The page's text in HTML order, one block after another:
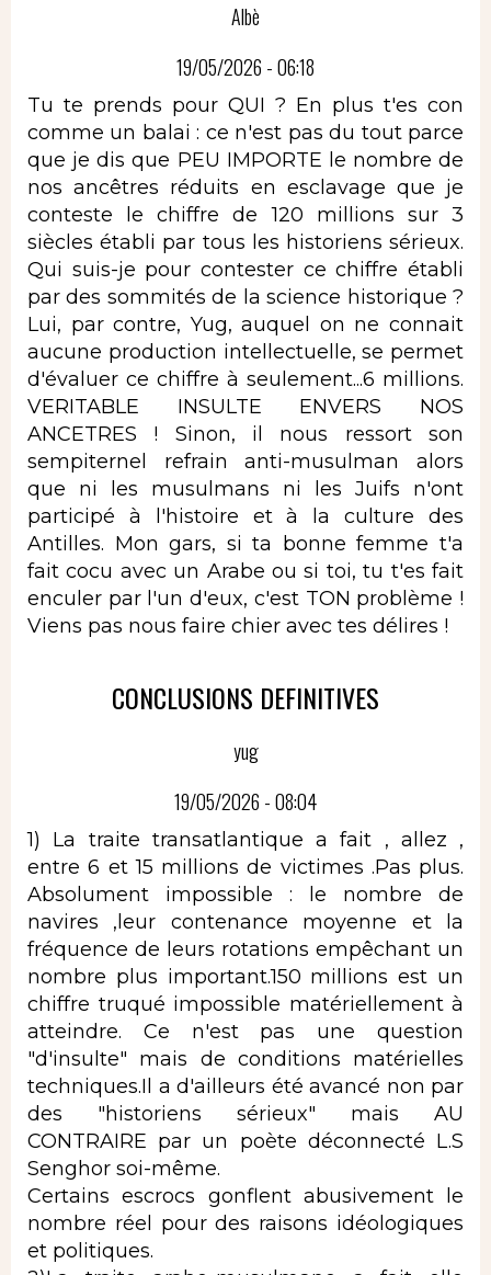
Albè
19/05/2026 - 06:18
Tu te prends pour QUI ? En plus t'es con
comme un balai : ce n'est pas du tout parce
que je dis que PEU IMPORTE le nombre de
nos ancêtres réduits en esclavage que je
conteste le chiffre de 120 millions sur 3
siècles établi par tous les historiens sérieux.
Qui suis-je pour contester ce chiffre établi
par des sommités de la science historique ?
Lui, par contre, Yug, auquel on ne connait
aucune production intellectuelle, se permet
d'évaluer ce chiffre à seulement...6 millions.
VERITABLE INSULTE ENVERS NOS
ANCETRES ! Sinon, il nous ressort son
sempiternel refrain anti-musulman alors
que ni les musulmans ni les Juifs n'ont
participé à l'histoire et à la culture des
Antilles. Mon gars, si ta bonne femme t'a
fait cocu avec un Arabe ou si toi, tu t'es fait
enculer par l'un d'eux, c'est TON problème !
Viens pas nous faire chier avec tes délires !
CONCLUSIONS DEFINITIVES
yug
19/05/2026 - 08:04
1) La traite transatlantique a fait , allez ,
entre 6 et 15 millions de victimes .Pas plus.
Absolument impossible : le nombre de
navires ,leur contenance moyenne et la
fréquence de leurs rotations empêchant un
nombre plus important.150 millions est un
chiffre truqué impossible matériellement à
atteindre. Ce n'est pas une question
"d'insulte" mais de conditions matérielles
techniques.Il a d'ailleurs été avancé non par
des "historiens sérieux" mais AU
CONTRAIRE par un poète déconnecté L.S
Senghor soi-même.
Certains escrocs gonflent abusivement le
nombre réel pour des raisons idéologiques
et politiques.